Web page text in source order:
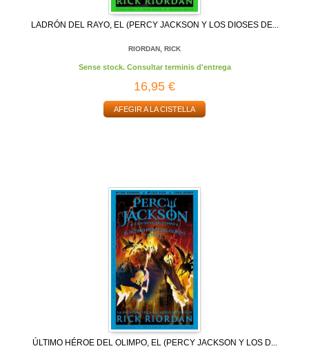
LADRÓN DEL RAYO, EL (PERCY JACKSON Y LOS DIOSES DE...
RIORDAN, RICK
Sense stock. Consultar terminis d'entrega
16,95 €
AFEGIR A LA CISTELLA
ÚLTIMO HÉROE DEL OLIMPO, EL (PERCY JACKSON Y LOS D...